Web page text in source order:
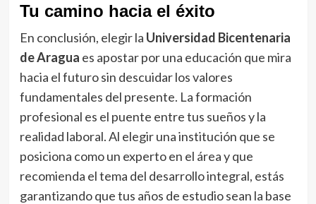
Tu camino hacia el éxito
En conclusión, elegir la Universidad Bicentenaria
de Aragua es apostar por una educación que mira
hacia el futuro sin descuidar los valores
fundamentales del presente. La formación
profesional es el puente entre tus sueños y la
realidad laboral. Al elegir una institución que se
posiciona como un experto en el área y que
recomienda el tema del desarrollo integral, estás
garantizando que tus años de estudio sean la base